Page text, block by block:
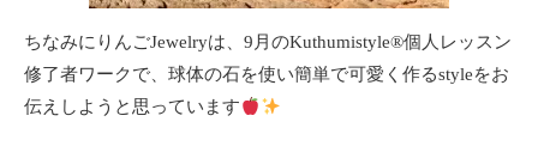
ちなみにりんごJewelryは、9月のKuthumistyle®️個人レッスン
修了者ワークで、球体の石を使い簡単で可愛く作るstyleをお
伝えしようと思っています